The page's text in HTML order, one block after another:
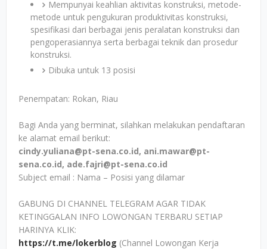
Mempunyai keahlian aktivitas konstruksi, metode-
metode untuk pengukuran produktivitas konstruksi,
spesifikasi dari berbagai jenis peralatan konstruksi dan
pengoperasiannya serta berbagai teknik dan prosedur
konstruksi.
Dibuka untuk 13 posisi
Penempatan: Rokan, Riau
Bagi Anda yang berminat, silahkan melakukan pendaftaran
ke alamat email berikut:
cindy.yuliana@pt-sena.co.id, ani.mawar@pt-
sena.co.id, ade.fajri@pt-sena.co.id
Subject email : Nama – Posisi yang dilamar
GABUNG DI CHANNEL TELEGRAM AGAR TIDAK
KETINGGALAN INFO LOWONGAN TERBARU SETIAP
HARINYA KLIK:
https://t.me/lokerblog (Channel Lowongan Kerja